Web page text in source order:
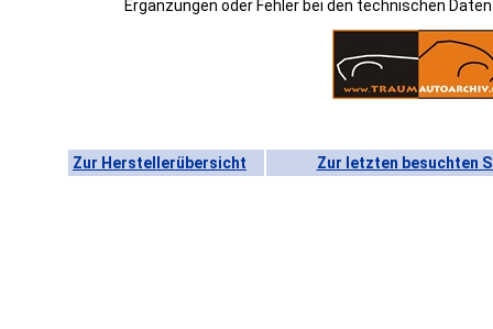
Ergänzungen oder Fehler bei den technischen
Zur Herstellerübersicht Zur letzten besuchten